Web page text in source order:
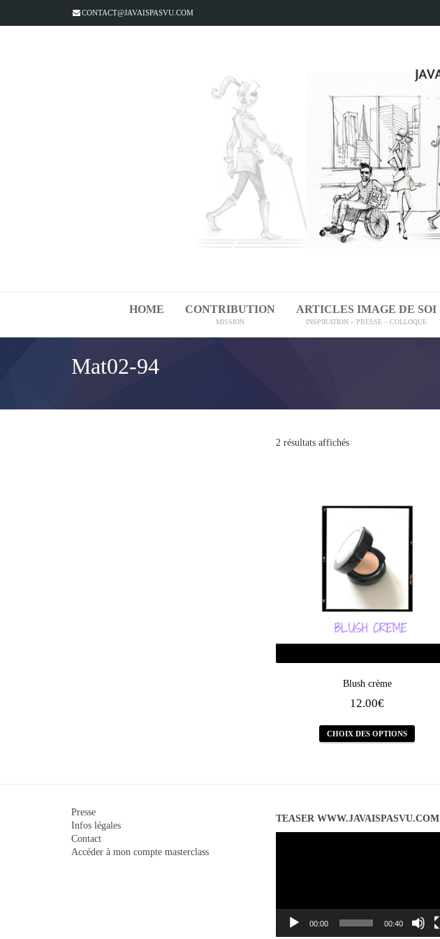
CONTACT@JAVAISPASVU.COM
HOME CONTRIBUTION
MISSION
ARTICLES IMAGE DE SOI
INSPIRATION – PRESSE – COLLOQUE
Mat02-94
2 résultats affichés
Blush crème
12.00€
CHOIX DES OPTIONS
Presse
Infos légales
Contact
Accéder à mon compte masterclass
TEASER WWW.JAVAISPASVU.COM
00:00 00:40